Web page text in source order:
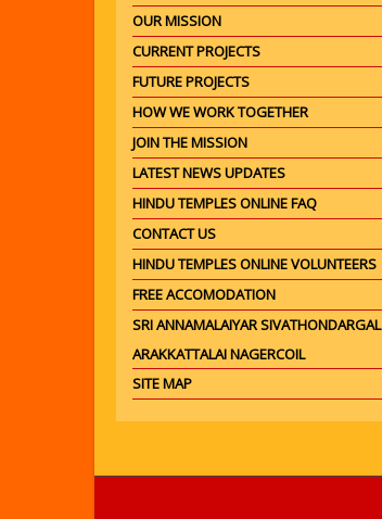
OUR MISSION
CURRENT PROJECTS
FUTURE PROJECTS
HOW WE WORK TOGETHER
JOIN THE MISSION
LATEST NEWS UPDATES
HINDU TEMPLES ONLINE FAQ
CONTACT US
HINDU TEMPLES ONLINE VOLUNTEERS
FREE ACCOMODATION
SRI ANNAMALAIYAR SIVATHONDARGAL
ARAKKATTALAI NAGERCOIL
SITE MAP